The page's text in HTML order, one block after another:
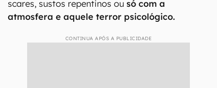
scares, sustos repentinos ou só com a
atmosfera e aquele terror psicológico.
CONTINUA APÓS A PUBLICIDADE